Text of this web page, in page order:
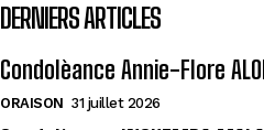
DERNIERS ARTICLES
Condolèance Annie-Flore
ORAISON 31 juillet 2026